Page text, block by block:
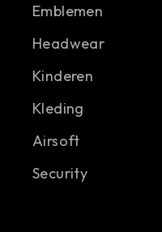
Emblemen
Headwear
Kinderen
Kleding
Airsoft
Security